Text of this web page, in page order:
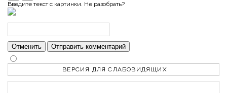
ВЕРСИЯ ДЛЯ СЛАБОВИДЯЩИХ
Введите текст с картинки. Не разобрать?
Отменить Отправить комментарий